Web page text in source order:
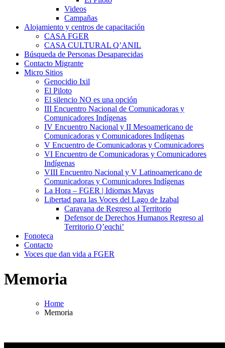
Videos
Campañas
Alojamiento y centros de capacitación
CASA FGER
CASA CULTURAL Q’ANIL
Búsqueda de Personas Desaparecidas
Contacto Migrante
Micro Sitios
Genocidio Ixil
El Piloto
El silencio NO es una opción
III Encuentro Nacional de Comunicadoras y
Comunicadores Indígenas
IV Encuentro Nacional y II Mesoamericano de
Comunicadoras y Comunicadores Indígenas
V Encuentro de Comunicadoras y Comunicadores
VI Encuentro de Comunicadoras y Comunicadores
Indígenas
VIII Encuentro Nacional y V Latinoamericano de
Comunicadoras y Comunicadores Indígenas
La Hora – FGER | Idiomas Mayas
Libertad para las Voces del Lago de Izabal
Caravana de Regreso al Territorio
Defensor de Derechos Humanos Regreso al
Territorio Q’eqchi’
Fonoteca
Contacto
Voces que dan vida a FGER
Memoria
Home
Memoria